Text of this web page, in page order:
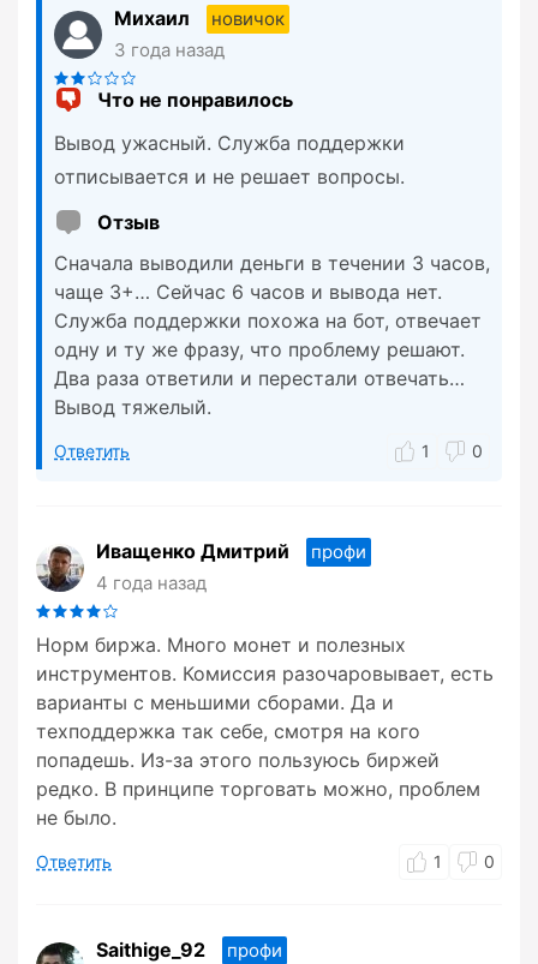
Михаил
новичок
3 года назад
Что не понравилось
Вывод ужасный. Служба поддержки
отписывается и не решает вопросы.
Отзыв
Сначала выводили деньги в течении 3 часов,
чаще 3+… Сейчас 6 часов и вывода нет.
Служба поддержки похожа на бот, отвечает
одну и ту же фразу, что проблему решают.
Два раза ответили и перестали отвечать…
Вывод тяжелый.
Ответить 1 0
Иващенко Дмитрий
профи
4 года назад
Норм биржа. Много монет и полезных
инструментов. Комиссия разочаровывает, есть
варианты с меньшими сборами. Да и
техподдержка так себе, смотря на кого
попадешь. Из-за этого пользуюсь биржей
редко. В принципе торговать можно, проблем
не было.
Ответить 1 0
Saithige_92
профи